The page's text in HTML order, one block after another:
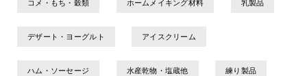
コメ・もち・穀類 ホームメイキング材料 乳製品
デザート・ヨーグルト アイスクリーム
ハム・ソーセージ 水産乾物・塩蔵他 練り製品